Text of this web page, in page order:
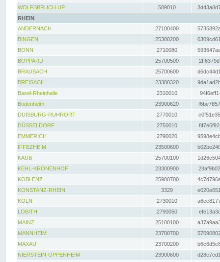
WOLFSBRUCH UP
589010
RHEIN
ANDERNACH
27100400
BINGEN
25300200
BONN
2710080
BOPPARD
25700500
BRAUBACH
25700600
BREISACH
23300320
Basel-Rheinhalle
2310010
Bodenheim
23900620
DUISBURG-RUHRORT
2770010
DÜSSELDORF
2750010
EMMERICH
2790020
IFFEZHEIM
23500600
KAUB
25700100
KEHL-KRONENHOF
23300900
KOBLENZ
25900700
KONSTANZ-RHEIN
3329
KÖLN
2730010
LOBITH
2790050
MAINZ
25100100
MANNHEIM
23700700
MAXAU
23700200
NIERSTEIN-OPPENHEIM
23900600